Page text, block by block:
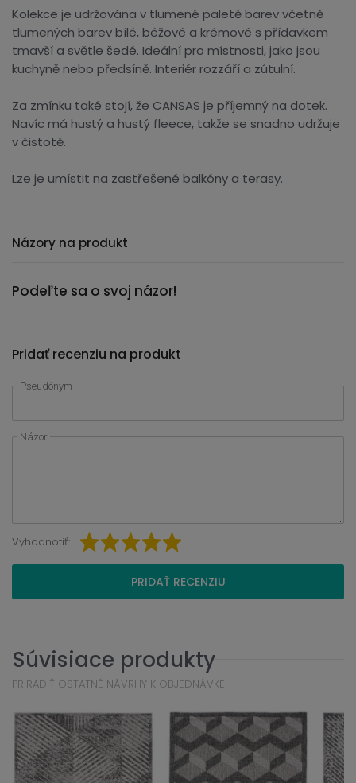
Kolekce je udržována v tlumené paletě barev včetně
tlumených barev bílé, béžové a krémové s přídavkem
tmavší a světle šedé. Ideální pro místnosti, jako jsou
kuchyně nebo předsíně. Interiér rozzáří a zútulní.
Za zmínku také stojí, že CANSAS je příjemný na dotek.
Navíc má hustý a hustý fleece, takže se snadno udržuje
v čistotě.
Lze je umístit na zastřešené balkóny a terasy.
Názory na produkt
Podeľte sa o svoj názor!
Pridať recenziu na produkt
Pseudónym
Názor
Vyhodnotiť:
PRIDAŤ RECENZIU
Súvisiace produkty
PRIRADIŤ OSTATNÉ NÁVRHY K OBJEDNÁVKE